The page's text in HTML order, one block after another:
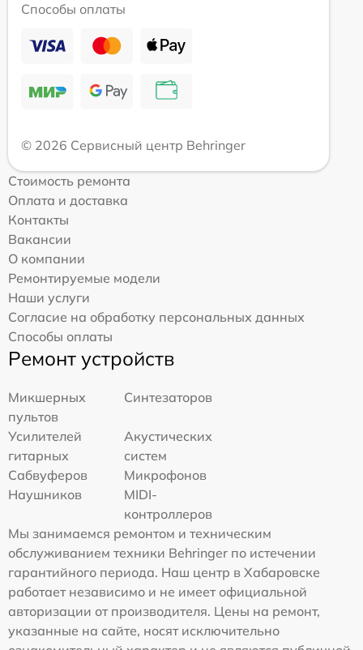
Способы оплаты
© 2026 Сервисный центр Behringer
Стоимость ремонта
Оплата и доставка
Контакты
Вакансии
О компании
Ремонтируемые модели
Наши услуги
Согласие на обработку персональных данных
Способы оплаты
Ремонт устройств
Микшерных
пультов
Синтезаторов
Усилителей
гитарных
Акустических
систем
Сабвуферов
Микрофонов
Наушников
MIDI-
контроллеров
Мы занимаемся ремонтом и техническим
обслуживанием техники Behringer по истечении
гарантийного периода. Наш центр в Хабаровске
работает независимо и не имеет официальной
авторизации от производителя. Цены на ремонт,
указанные на сайте, носят исключительно